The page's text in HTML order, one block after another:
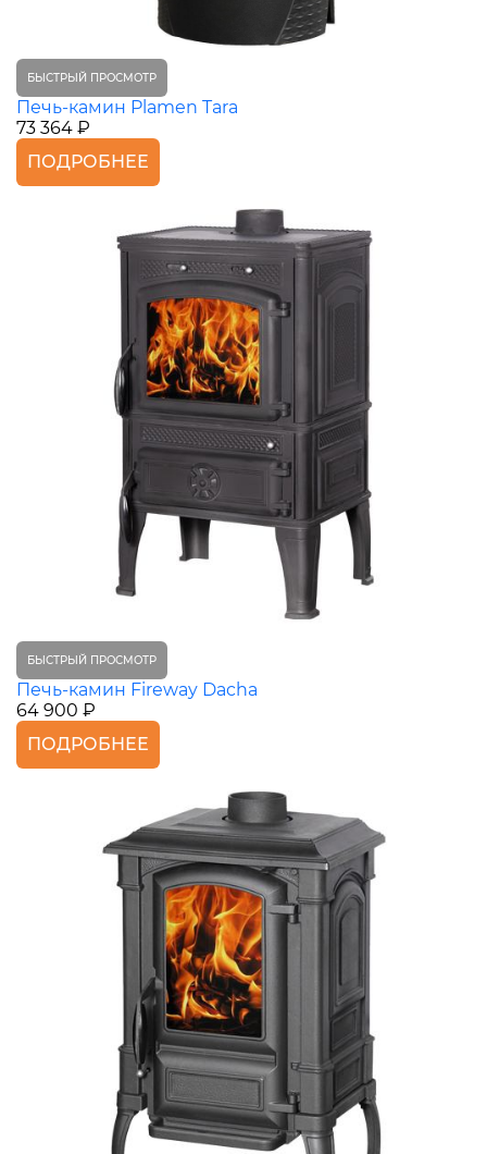
БЫСТРЫЙ ПРОСМОТР
Печь-камин Plamen Tara
73 364 ₽
ПОДРОБНЕЕ
БЫСТРЫЙ ПРОСМОТР
Печь-камин Fireway Dacha
64 900 ₽
ПОДРОБНЕЕ